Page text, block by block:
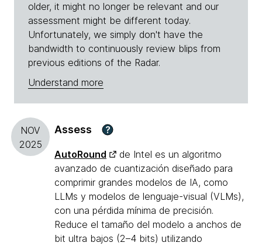
older, it might no longer be relevant and our
assessment might be different today.
Unfortunately, we simply don't have the
bandwidth to continuously review blips from
previous editions of the Radar.
Understand more
NOV
2025
Assess ?
AutoRound
de Intel es un algoritmo
avanzado de cuantización diseñado para
comprimir grandes modelos de IA, como
LLMs y modelos de lenguaje-visual (VLMs),
con una pérdida mínima de precisión.
Reduce el tamaño del modelo a anchos de
bit ultra bajos (2–4 bits) utilizando